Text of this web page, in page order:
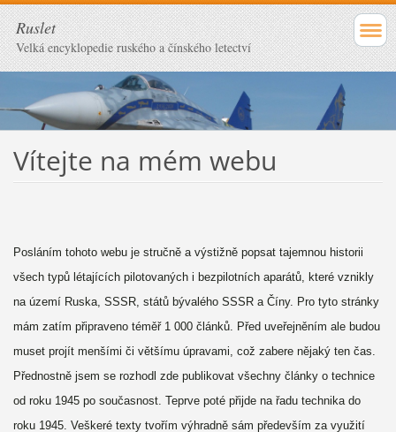
Ruslet
Velká encyklopedie ruského a čínského letectví
Vítejte na mém webu
Posláním tohoto webu je stručně a výstižně popsat tajemnou historii
všech typů létajících pilotovaných i bezpilotních aparátů, které vznikly
na území Ruska, SSSR, států bývalého SSSR a Číny. Pro tyto stránky
mám zatím připraveno téměř 1 000 článků. Před uveřejněním ale budou
muset projít menšími či většímu úpravami, což zabere nějaký ten čas.
Přednostně jsem se rozhodl zde publikovat všechny články o technice
od roku 1945 po současnost. Teprve poté přijde na řadu technika do
roku 1945. Veškeré texty tvořím výhradně sám především za využití